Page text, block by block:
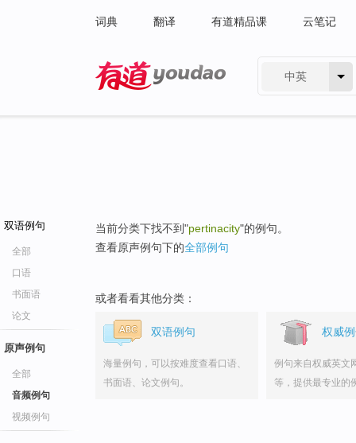
词典 翻译 有道精品课 云笔记
中英
双语例句
全部
口语
书面语
论文
原声例句
全部
音频例句
视频例句
当前分类下找不到"pertinacity"的例句。
查看原声例句下的全部例句
或者看看其他分类：
双语例句
海量例句，可以按难度查看口语、
书面语、论文例句。
权威
例句来自权威英文
等，提供最专业的